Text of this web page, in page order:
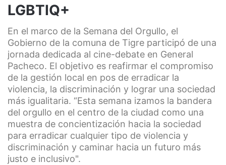
LGBTIQ+
En el marco de la Semana del Orgullo, el
Gobierno de la comuna de Tigre participó de una
jornada dedicada al cine-debate en General
Pacheco. El objetivo es reafirmar el compromiso
de la gestión local en pos de erradicar la
violencia, la discriminación y lograr una sociedad
más igualitaria. “Esta semana izamos la bandera
del orgullo en el centro de la ciudad como una
muestra de concientización hacia la sociedad
para erradicar cualquier tipo de violencia y
discriminación y caminar hacia un futuro más
justo e inclusivo".